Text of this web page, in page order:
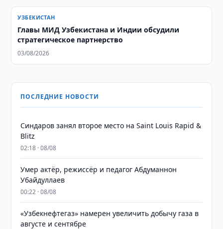
УЗБЕКИСТАН
Главы МИД Узбекистана и Индии обсудили
стратегическое партнерство
03/08/2026
ПОСЛЕДНИЕ НОВОСТИ
Синдаров занял второе место на Saint Louis Rapid &
Blitz
02:18 · 08/08
Умер актёр, режиссёр и педагог Абдуманнон
Убайдуллаев
00:22 · 08/08
«Узбекнефтегаз» намерен увеличить добычу газа в
августе и сентябре